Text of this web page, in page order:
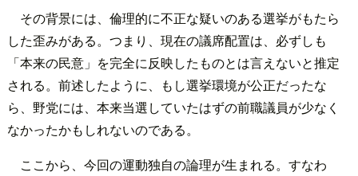
その背景には、倫理的に不正な疑いのある選挙がもたら
した歪みがある。つまり、現在の議席配置は、必ずしも
「本来の民意」を完全に反映したものとは言えないと推定
される。前述したように、もし選挙環境が公正だったな
ら、野党には、本来当選していたはずの前職議員が少なく
なかったかもしれないのである。
ここから、今回の運動独自の論理が生まれる。すなわ